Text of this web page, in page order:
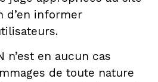
d’en informer
n’est en aucun cas
de toute nature